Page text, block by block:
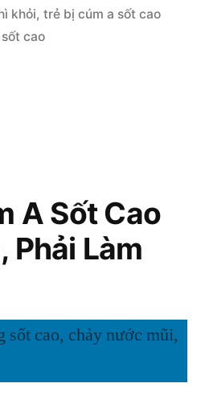
khỏi, trẻ bị cúm a sốt cao
cao
A Sốt Cao
Phải Làm